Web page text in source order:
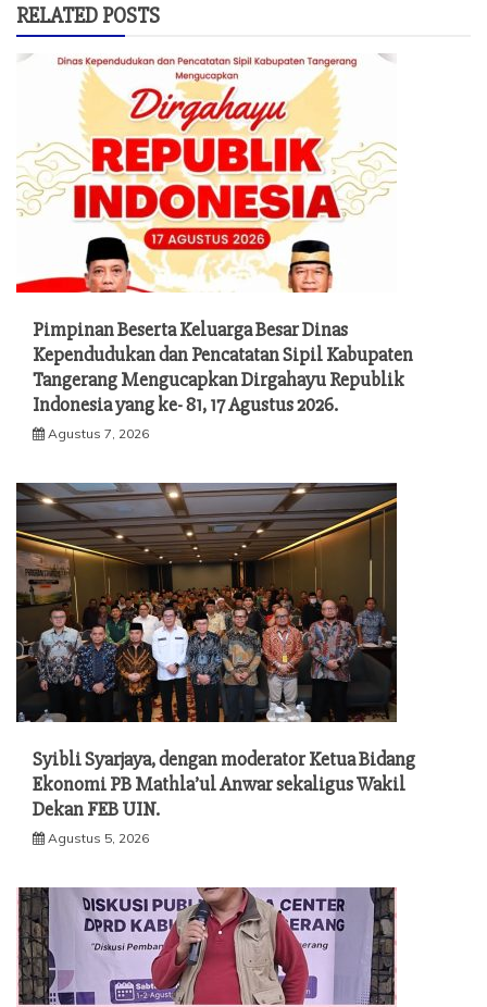
RELATED POSTS
Pimpinan Beserta Keluarga Besar Dinas
Kependudukan dan Pencatatan Sipil Kabupaten
Tangerang Mengucapkan Dirgahayu Republik
Indonesia yang ke- 81, 17 Agustus 2026.
Agustus 7, 2026
Syibli Syarjaya, dengan moderator Ketua Bidang
Ekonomi PB Mathla’ul Anwar sekaligus Wakil
Dekan FEB UIN.
Agustus 5, 2026